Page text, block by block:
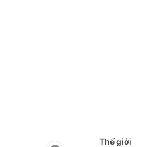
Thế giới